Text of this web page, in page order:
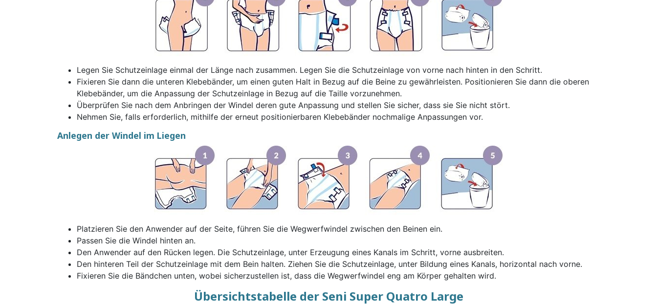
Legen Sie Schutzeinlage einmal der Länge nach zusammen. Legen Sie die Schutzeinlage von vorne nach hinten in den Schritt.
Fixieren Sie dann die unteren Klebebänder, um einen guten Halt in Bezug auf die Beine zu gewährleisten. Positionieren Sie dann die oberen
Klebebänder, um die Anpassung der Schutzeinlage in Bezug auf die Taille vorzunehmen.
Überprüfen Sie nach dem Anbringen der Windel deren gute Anpassung und stellen Sie sicher, dass sie Sie nicht stört.
Nehmen Sie, falls erforderlich, mithilfe der erneut positionierbaren Klebebänder nochmalige Anpassungen vor.
Anlegen der Windel im Liegen
Platzieren Sie den Anwender auf der Seite, führen Sie die Wegwerfwindel zwischen den Beinen ein.
Passen Sie die Windel hinten an.
Den Anwender auf den Rücken legen. Die Schutzeinlage, unter Erzeugung eines Kanals im Schritt, vorne ausbreiten.
Den hinteren Teil der Schutzeinlage mit dem Bein halten. Ziehen Sie die Schutzeinlage, unter Bildung eines Kanals, horizontal nach vorne.
Fixieren Sie die Bändchen unten, wobei sicherzustellen ist, dass die Wegwerfwindel eng am Körper gehalten wird.
Übersichtstabelle der Seni Super Quatro Large